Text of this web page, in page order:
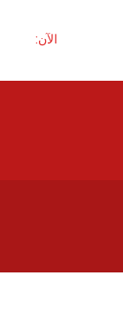
الآن: